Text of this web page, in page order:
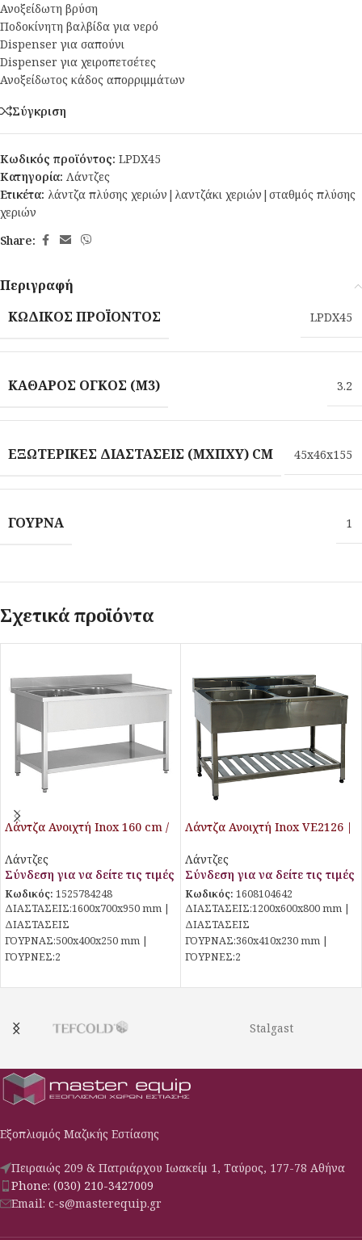
Ανοξείδωτη βρύση
Ποδοκίνητη βαλβίδα για νερό
Dispenser για σαπούνι
Dispenser για χειροπετσέτες
Ανοξείδωτος κάδος απορριμμάτων
Σύγκριση
Κωδικός προϊόντος: LPDX45
Κατηγορία: Λάντζες
Ετικέτα: λάντζα πλύσης χεριών|λαντζάκι χεριών|σταθμός πλύσης
χεριών
Share:
Περιγραφή
ΚΩΔΙΚΌΣ ΠΡΟΪΌΝΤΟΣ
LPDX45
ΚΑΘΑΡΌΣ ΌΓΚΟΣ (M3) 3.2
ΕΞΩΤΕΡΙΚΈΣ ΔΙΑΣΤΆΣΕΙΣ (ΜXΠXΥ) CM 45x46x155
ΓΟΎΡΝΑ 1
Σχετικά προϊόντα
Λάντζα Ανοιχτή Inox 160 cm /
Λάντζες
Σύνδεση για να δείτε τις τιμές
Κωδικός: 1525784248
ΔΙΑΣΤΑΣΕΙΣ:1600x700x950 mm |
ΔΙΑΣΤΑΣΕΙΣ
ΓΟΥΡΝΑΣ:500x400x250 mm |
ΓΟΥΡΝEΣ:2
Λάντζα Ανοιχτή Inox VE2126 |
Λάντζες
Σύνδεση για να δείτε τις τιμές
Κωδικός: 1608104642
ΔΙΑΣΤΑΣΕΙΣ:1200x600x800 mm |
ΔΙΑΣΤΑΣΕΙΣ
ΓΟΥΡΝΑΣ:360x410x230 mm |
ΓΟΥΡΝEΣ:2
Stalgast
Εξοπλισμός Μαζικής Εστίασης
Πειραιώς 209 & Πατριάρχου Ιωακείμ 1, Ταύρος, 177-78 Αθήνα
Phone: (030) 210-3427009
Email: c-s@masterequip.gr